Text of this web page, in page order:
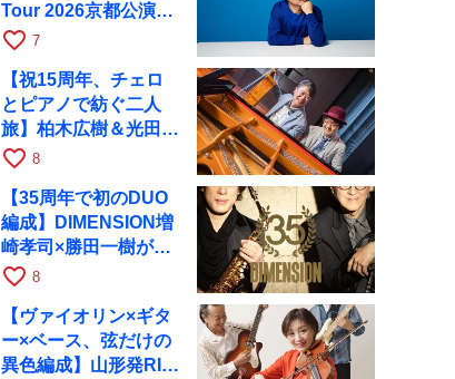
Tour 2026京都公演を
10月に開催
favorite_border 7
【祝15周年、チェロ
とピアノで紡ぐ二人
旅】柏木広樹＆光田健
一が11月12日に京都
favorite_border 8
【35周年で初のDUO
編成】DIMENSION増
崎孝司×勝田一樹が10
月11日に京都RAGへ
favorite_border 8
【ヴァイオリン×ギタ
ー×ベース、弦だけの
異色編成】山形発RIM